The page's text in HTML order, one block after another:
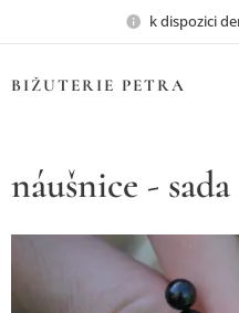
k dispozici
BIŽUTERIE PETRA
náušnice -